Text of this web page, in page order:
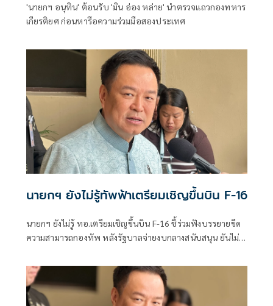
'นายกฯ อนุทิน' ต้อนรับ 'มิน อ่อง หล่าย' นำตรวจแถวกองทหาร
เกียรติยศ ก่อนหารือความร่วมมือสองประเทศ
นายกฯ ยังไม่รู้ทัพฟ้าเตรียมเชิญขึ้นบิน F-16
นายกฯ ยังไม่รู้ ทอ.เตรียมเชิญขึ้นบิน F-16 ชี้ร่วมฟังบรรยายขีด
ความสามารถกองทัพ หลังรัฐบาลจ่ายงบกลางสนับสนุน ยันไม่